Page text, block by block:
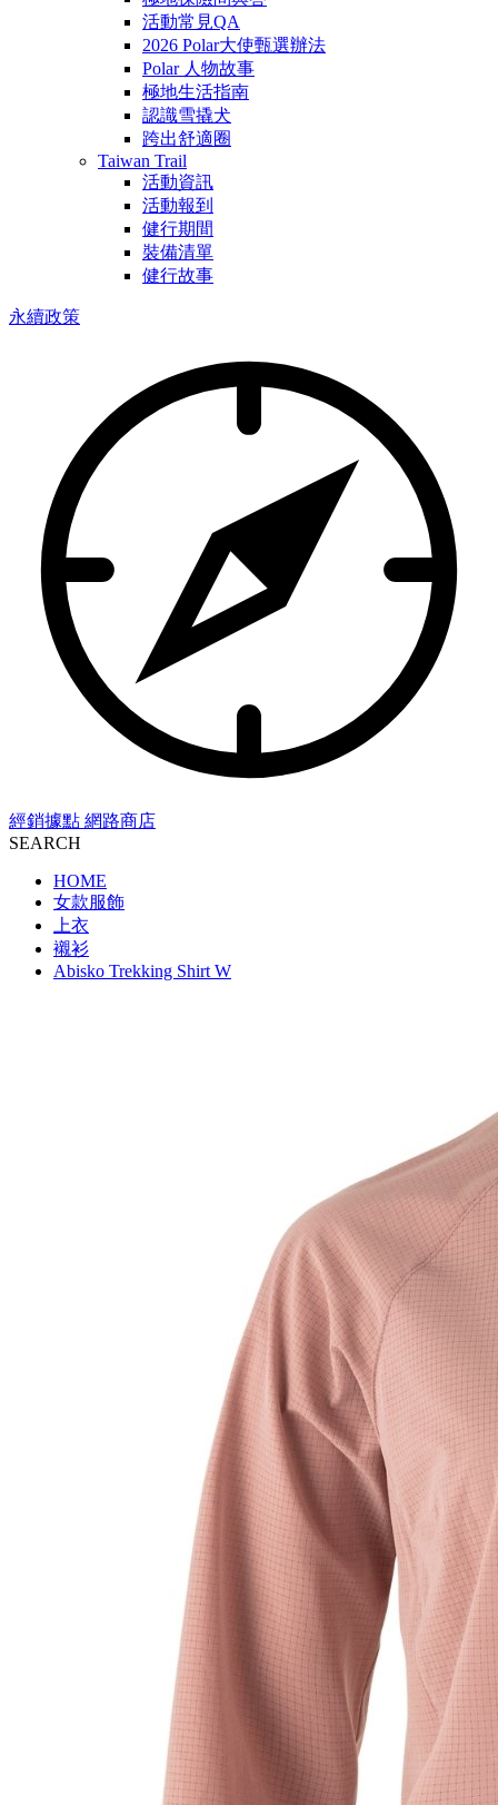
活動常見QA
2026 Polar大使甄選辦法
Polar 人物故事
極地生活指南
認識雪撬犬
跨出舒適圈
Taiwan Trail
活動資訊
活動報到
健行期間
裝備清單
健行故事
永續政策
經銷據點 網路商店
SEARCH
HOME
女款服飾
上衣
襯衫
Abisko Trekking Shirt W